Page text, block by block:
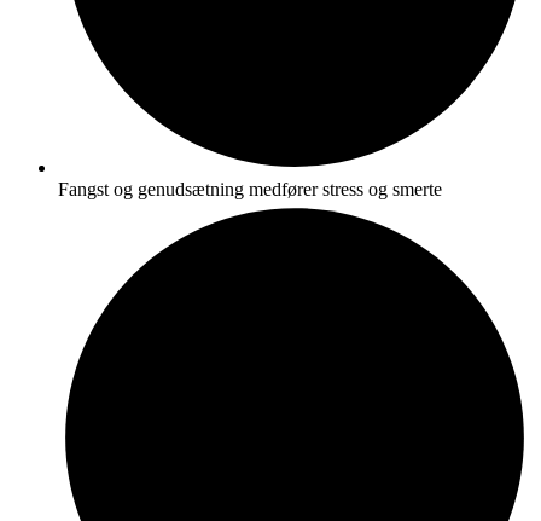
Fangst og genudsætning medfører stress og smerte